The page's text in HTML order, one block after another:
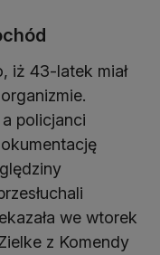
iż 43-latek miał
policjanci
we wtorek
z Komendy